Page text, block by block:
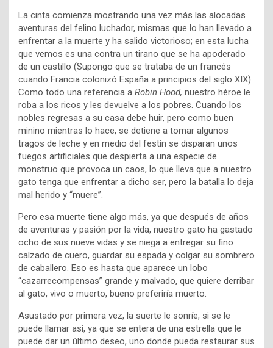
La cinta comienza mostrando una vez más las alocadas
aventuras del felino luchador, mismas que lo han llevado a
enfrentar a la muerte y ha salido victorioso; en esta lucha
que vemos es una contra un tirano que se ha apoderado
de un castillo (Supongo que se trataba de un francés
cuando Francia colonizó España a principios del siglo XIX).
Como todo una referencia a Robin Hood, nuestro héroe le
roba a los ricos y les devuelve a los pobres. Cuando los
nobles regresas a su casa debe huir, pero como buen
minino mientras lo hace, se detiene a tomar algunos
tragos de leche y en medio del festín se disparan unos
fuegos artificiales que despierta a una especie de
monstruo que provoca un caos, lo que lleva que a nuestro
gato tenga que enfrentar a dicho ser, pero la batalla lo deja
mal herido y “muere”.
Pero esa muerte tiene algo más, ya que después de años
de aventuras y pasión por la vida, nuestro gato ha gastado
ocho de sus nueve vidas y se niega a entregar su fino
calzado de cuero, guardar su espada y colgar su sombrero
de caballero. Eso es hasta que aparece un lobo
“cazarrecompensas” grande y malvado, que quiere derribar
al gato, vivo o muerto, bueno preferiría muerto.
Asustado por primera vez, la suerte le sonríe, si se le
puede llamar así, ya que se entera de una estrella que le
puede dar un último deseo, uno donde pueda restaurar sus